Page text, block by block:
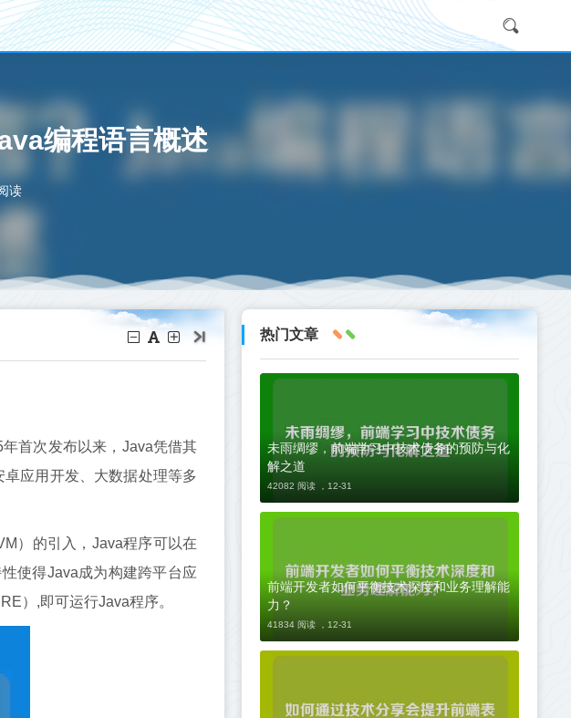
编程语言概述
读
年首次发布以来，Java凭借其
应用开发、大数据处理等多
）的引入，Java程序可以在
使得Java成为构建跨平台应
）,即可运行Java程序。
热门文章
未雨绸缪，前端学习中技术债务的预防与化
解之道
42082 阅读 ， 12-31
前端开发者如何平衡技术深度和业务理解能
力？
41834 阅读 ， 12-31